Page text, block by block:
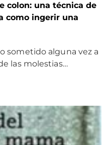
colon: una técnica de
como ingerir una
sometido alguna vez a
las molestias…